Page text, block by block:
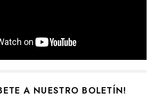
A NUESTRO BOLETÍN!